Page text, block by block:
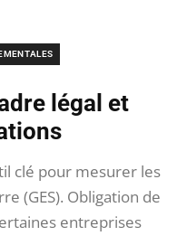
légal et
clé pour mesurer les
(GES). Obligation de
entreprises